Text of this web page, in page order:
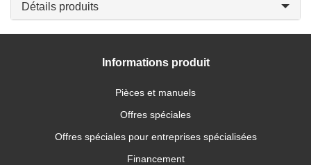
Détails produits
Informations produit
Pièces et manuels
Offres spéciales
Offres spéciales pour entreprises spécialisées
Financement